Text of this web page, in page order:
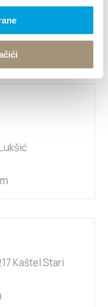
Lukšić
Kaštel Stari